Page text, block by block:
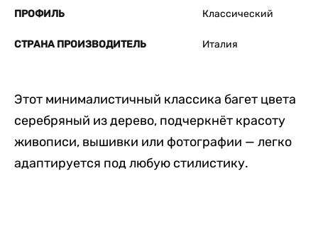
ПРОФИЛЬ Классический
СТРАНА ПРОИЗВОДИТЕЛЬ Италия
Этот минималистичный классика багет цвета
серебряный из дерево, подчеркнёт красоту
живописи, вышивки или фотографии — легко
адаптируется под любую стилистику.